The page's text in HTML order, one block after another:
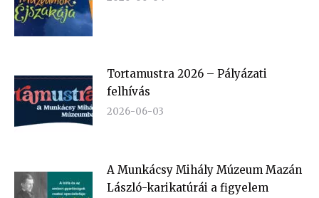
Tortamustra 2026 – Pályázati
felhívás
2026-06-03
A Munkácsy Mihály Múzeum Mazán
László-karikatúrái a figyelem